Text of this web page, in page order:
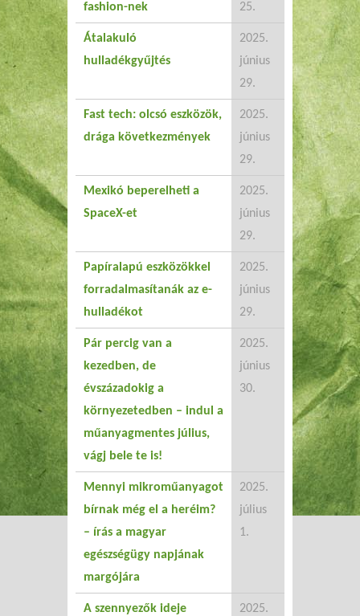
fashion-nek
25.
Átalakuló
hulladékgyűjtés
2025.
június
29.
Fast tech: olcsó eszközök,
drága következmények
2025.
június
29.
Mexikó beperelheti a
SpaceX-et
2025.
június
29.
Papíralapú eszközökkel
forradalmasítanák az e-
hulladékot
2025.
június
29.
Pár percig van a
kezedben, de
évszázadokig a
környezetedben – indul a
műanyagmentes július,
vágj bele te is!
2025.
június
30.
Mennyi mikroműanyagot
bírnak még el a heréim?
– írás a magyar
egészségügy napjának
margójára
2025.
július
1.
A szennyezők ideje 2025.